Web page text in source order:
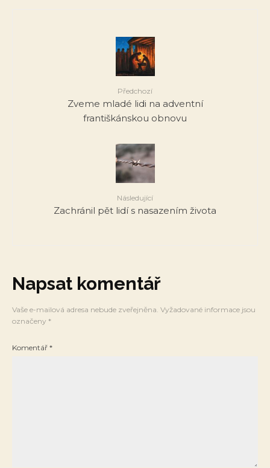
Předchozí
Zveme mladé lidi na adventní
františkánskou obnovu
Následující
Zachránil pět lidí s nasazením života
Napsat komentář
Vaše e-mailová adresa nebude zveřejněna. Vyžadované informace jsou
označeny *
Komentář *